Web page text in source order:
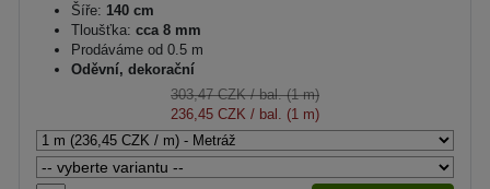
Šíře: 140 cm
Tloušťka: cca 8 mm
Prodáváme od 0.5 m
Oděvní, dekorační
303,47 CZK/ bal. (1 m)
236,45 CZK / bal. (1 m)